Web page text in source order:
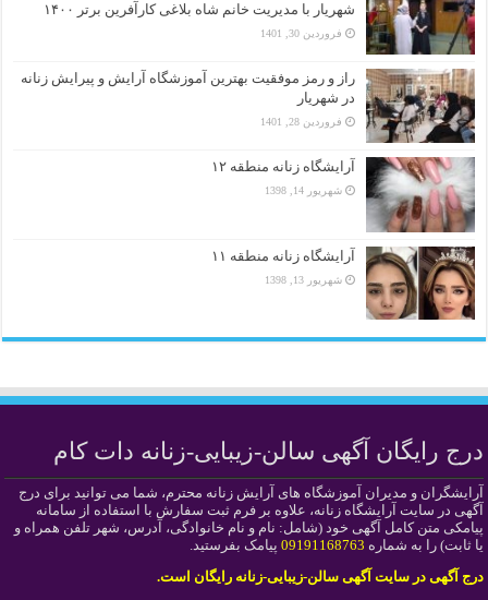
شهریار با مدیریت خانم شاه بلاغی کارآفرین برتر ۱۴۰۰
فروردین 30, 1401
راز و رمز موفقیت بهترین آموزشگاه آرایش و پیرایش زنانه
در شهریار
فروردین 28, 1401
آرایشگاه زنانه منطقه ۱۲
شهریور 14, 1398
آرایشگاه زنانه منطقه ۱۱
شهریور 13, 1398
درج رایگان آگهی سالن-زیبایی-زنانه دات کام
آرایشگران و مدیران آموزشگاه های آرایش زنانه محترم، شما می توانید برای درج
آگهی در سایت آرایشگاه زنانه، علاوه بر فرم ثبت سفارش با استفاده از سامانه
پیامکی متن کامل آگهی خود (شامل: نام و نام خانوادگی، آدرس، شهر تلفن همراه و
یا ثابت) را به شماره 09191168763 پیامک بفرستید.
درج آگهی در سایت آگهی سالن-زیبایی-زنانه رایگان است.